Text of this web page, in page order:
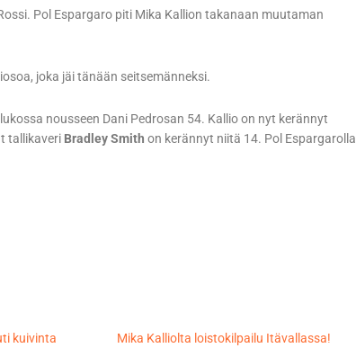
Pol Espargaro piti Mika Kallion takanaan muutaman
joka jäi tänään seitsemänneksi.
nousseen Dani Pedrosan 54. Kallio on nyt kerännyt
tallikaveri Bradley Smith on kerännyt niitä 14. Pol Espargarolla
kuivinta Mika Kalliolta loistokilpailu Itävallassa!